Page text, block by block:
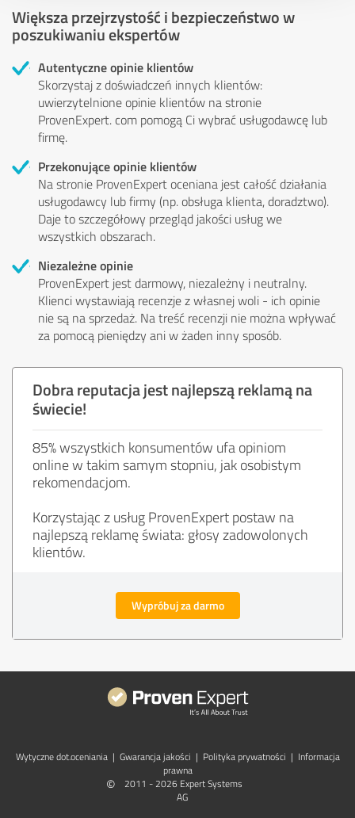
Większa przejrzystość i bezpieczeństwo w
poszukiwaniu ekspertów
Autentyczne opinie klientów
Skorzystaj z doświadczeń innych klientów:
uwierzytelnione opinie klientów na stronie
ProvenExpert. com pomogą Ci wybrać usługodawcę lub
firmę.
Przekonujące opinie klientów
Na stronie ProvenExpert oceniana jest całość działania
usługodawcy lub firmy (np. obsługa klienta, doradztwo).
Daje to szczegółowy przegląd jakości usług we
wszystkich obszarach.
Niezależne opinie
ProvenExpert jest darmowy, niezależny i neutralny.
Klienci wystawiają recenzje z własnej woli - ich opinie
nie są na sprzedaż. Na treść recenzji nie można wpływać
za pomocą pieniędzy ani w żaden inny sposób.
Dobra reputacja jest najlepszą reklamą na
świecie!
85% wszystkich konsumentów ufa opiniom
online w takim samym stopniu, jak osobistym
rekomendacjom.
Korzystając z usług ProvenExpert postaw na
najlepszą reklamę świata: głosy zadowolonych
klientów.
Wypróbuj za darmo
Wytyczne dot.­oceniania | Gwarancja jakości | Polityka prywatności | Informacja
prawna
©
2011 - 2026 Expert Systems
AG